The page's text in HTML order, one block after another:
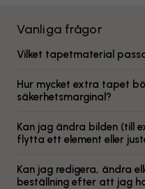
Vanliga frågor
Vilket tapetmaterial
Hur mycket extra tapet
säkerhetsmarginal?
Kan jag ändra bilden (till
flytta ett element eller
Kan jag redigera, ändra
beställning efter att jag